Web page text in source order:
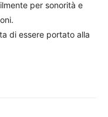
per sonorità e
di essere portato alla